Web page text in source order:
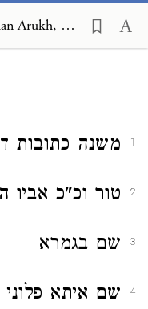
Be'er HaGolah on Shulchan Arukh, Even HaEzer 115
1 משנה כתובות
2 טור וכ"כ
3 שם בגמרא
4
שם איתא פלוני